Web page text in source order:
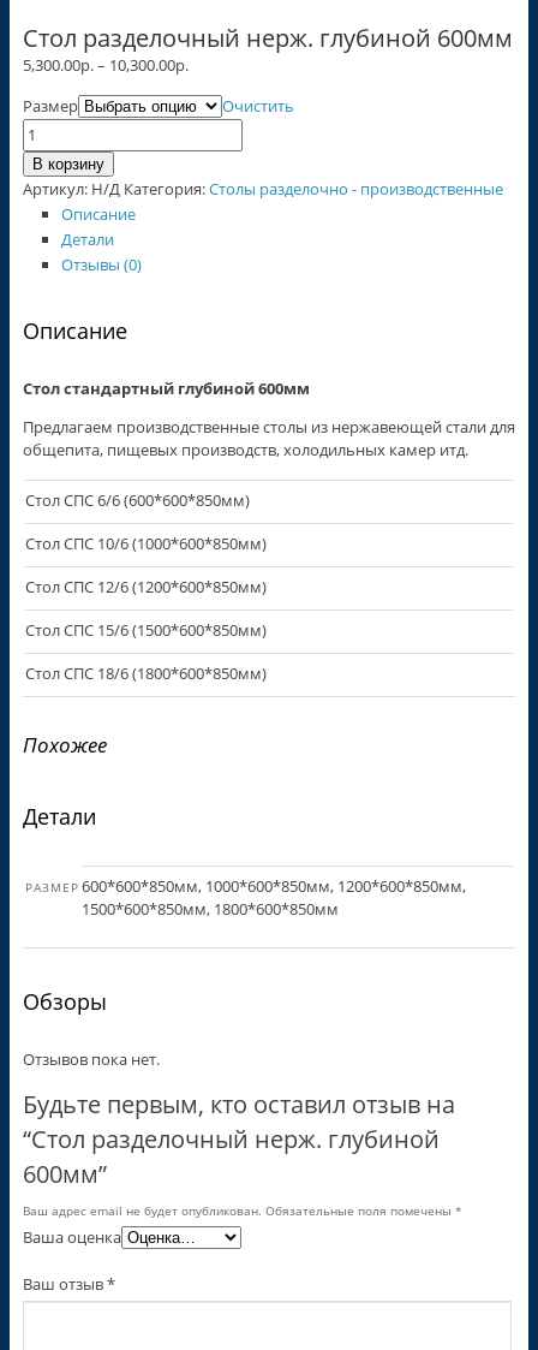
Стол разделочный нерж. глубиной 600мм
5,300.00р.– 10,300.00р.
Размер
Очистить
Количество
В корзину
Артикул: Н/Д Категория:Столы разделочно - производственные
Описание
Детали
Отзывы (0)
Описание
Стол стандартный глубиной 600мм
Предлагаем производственные столы из нержавеющей стали для
общепита, пищевых производств, холодильных камер итд.
Стол СПС 6/6 (600*600*850мм)
Стол СПС 10/6 (1000*600*850мм)
Стол СПС 12/6 (1200*600*850мм)
Стол СПС 15/6 (1500*600*850мм)
Стол СПС 18/6 (1800*600*850мм)
Похожее
Детали
РАЗМЕР 600*600*850мм, 1000*600*850мм, 1200*600*850мм,
1500*600*850мм, 1800*600*850мм
Обзоры
Отзывов пока нет.
Будьте первым, кто оставил отзыв на
“Стол разделочный нерж. глубиной
600мм”
Ваш адрес email не будет опубликован. Обязательные поля помечены *
Ваша оценка
Ваш отзыв*